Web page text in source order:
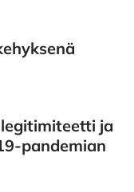
ja
pandemian